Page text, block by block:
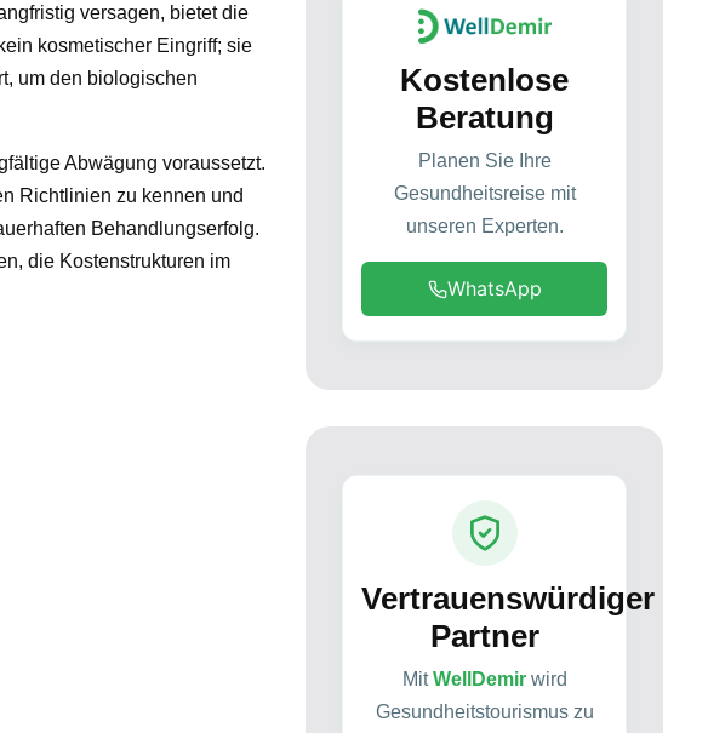
versagen, bietet die
kosmetischer Eingriff; sie
um den biologischen
Abwägung voraussetzt.
Richtlinien zu kennen und
Behandlungserfolg.
die Kostenstrukturen im
Kostenlose
Beratung
Planen Sie Ihre
Gesundheitsreise mit
unseren Experten.
WhatsApp
Vertrauenswürdiger
Partner
MitWellDemirwird
Gesundheitstourismus zu